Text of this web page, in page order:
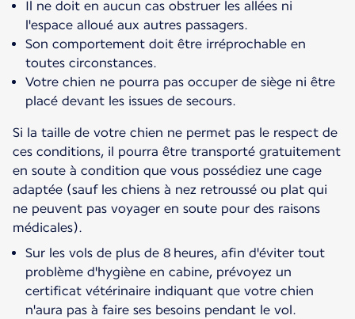
Il ne doit en aucun cas obstruer les allées ni
l'espace alloué aux autres passagers.
Son comportement doit être irréprochable en
toutes circonstances.
Votre chien ne pourra pas occuper de siège ni être
placé devant les issues de secours.
Si la taille de votre chien ne permet pas le respect de
ces conditions, il pourra être transporté gratuitement
en soute à condition que vous possédiez une cage
adaptée (sauf les chiens à nez retroussé ou plat qui
ne peuvent pas voyager en soute pour des raisons
médicales).
Sur les vols de plus de 8 heures, afin d'éviter tout
problème d'hygiène en cabine, prévoyez un
certificat vétérinaire indiquant que votre chien
n'aura pas à faire ses besoins pendant le vol.